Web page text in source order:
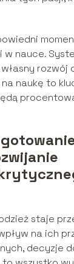
w nauce.
rozwój
naukę to
staje
na ich
decyzje